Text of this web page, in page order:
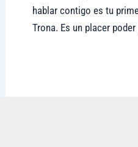
hablar contigo es tu
Trona. Es un placer poder